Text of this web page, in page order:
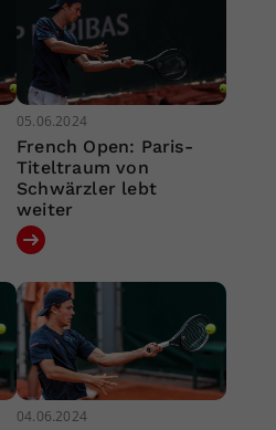
05.06.2024
French Open: Paris-
Titeltraum von
Schwärzler lebt
weiter
04.06.2024